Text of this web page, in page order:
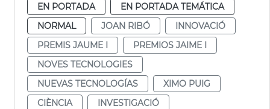
EN PORTADA
EN PORTADA TEMÁTICA
NORMAL
JOAN RIBÓ
INNOVACIÓ
PREMIS JAUME I
PREMIOS JAIME I
NOVES TECNOLOGIES
NUEVAS TECNOLOGÍAS
XIMO PUIG
CIÈNCIA
INVESTIGACIÓ